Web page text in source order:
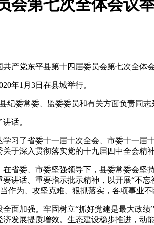
会第七次全体会议
县第十四届委员会第七次全体会议
年1月3日在县城举行。
委常委、监委委员和有关方面负责同志
话。
了省委十一届十次全会、市委十一届
于深入贯彻落实党的十九届四中全会精
委、市委坚强领导下，县委常委会坚
讲话、重要指示批示精神，以开展“不
作为、攻坚克难、狠抓落实，各项事业不
加强。牢固树立“抓好党建是最大政
发展提质增效。生态建设稳步推进，